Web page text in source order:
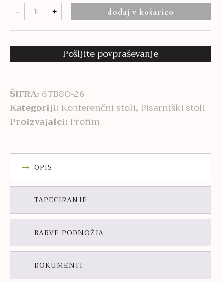
-
količina
+ dodaj v košarico
Pošljite povpraševanje
ŠIFRA: 6TB8O-26
Kategoriji:Konferenčni stoli, Pisarniški stoli
Proizvajalci: Profim
OPIS
TAPECIRANJE
BARVE PODNOŽJA
DOKUMENTI